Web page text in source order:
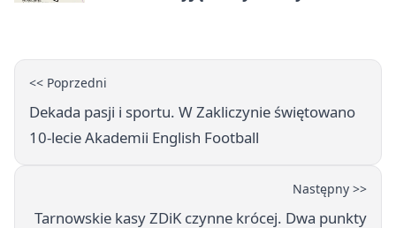
<< Poprzedni
Dekada pasji i sportu. W Zakliczynie świętowano
10-lecie Akademii English Football
Następny >>
Tarnowskie kasy ZDiK czynne krócej. Dwa punkty